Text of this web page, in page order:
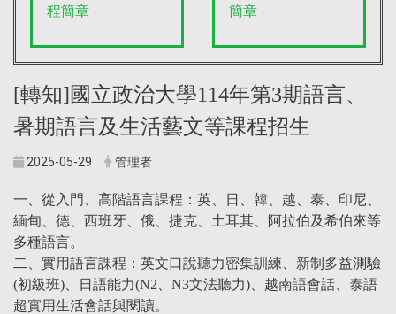
程簡章
簡章
[轉知]國立政治大學114年第3期語言、
暑期語言及生活藝文等課程招生
2025-05-29 管理者
一、從入門、高階語言課程：英、日、韓、越、泰、印尼、
緬甸、德、西班牙、俄、捷克、土耳其、阿拉伯及希伯來等
多種語言。
二、實用語言課程：英文口說聽力密集訓練、新制多益測驗
(初級班)、日語能力(N2、N3文法聽力)、越南語會話、泰語
超實用生活會話與閱讀。